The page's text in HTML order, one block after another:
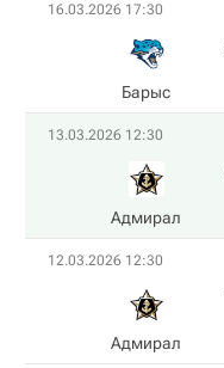
16.03.2026 17:30
Барыс
13.03.2026 12:30
Адмирал
12.03.2026 12:30
Адмирал